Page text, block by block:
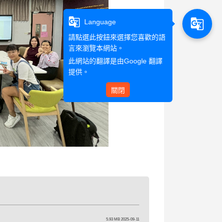
5.93 MB 2025-09-11
g_translate
Language
請點選此按鈕來選擇您喜歡的語
言來瀏覽本網站。
此網站的翻譯是由Google 翻譯
提供。
關閉
g_translate